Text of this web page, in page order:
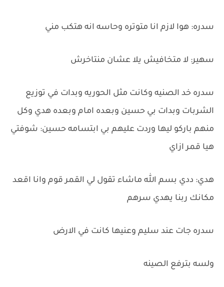
سدره: هوا لازم انا متوتره وحاسه انه هتكب مني
سهير: لا متخافيش يلا عشان منتاخرش
سدره خد الصنيه وكانت مثل الحوريه وبدات في توزيع
الشربات وبدات بي حسين وبعده امام وبعده هدي وكل
منهم باركو ليها وردت عليهم بي ابتسامه حسين: شوفتي
هيا قمر ازاي
هدي: ددي بسم الله ماشاء تقول لي القمر قوم وانا اقعد
مكانك ربنا يهدي سرهم
سدره جات عند سليم وعنيها كانت في الارض
ولسه بترفع الصينه